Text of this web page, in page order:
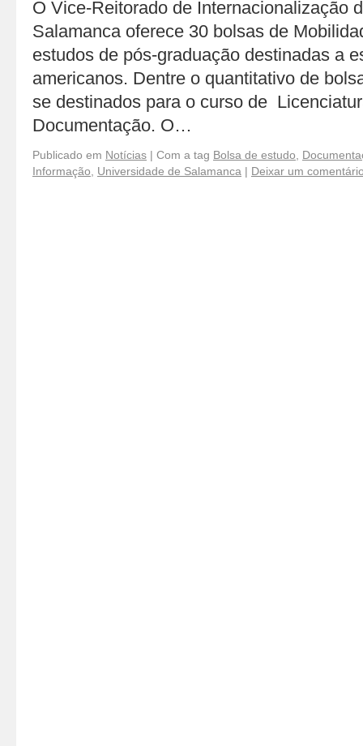
O Vice-Reitorado de Internacionalização
Salamanca oferece 30 bolsas de
estudos de pós-graduação destinadas a
americanos. Dentre o quantitativo de
se destinados para o curso de
Documentação. O…
Publicado em Notícias | Com a tag Bolsa de estudo
Informação
Universidade de Salamanca | Deixar um